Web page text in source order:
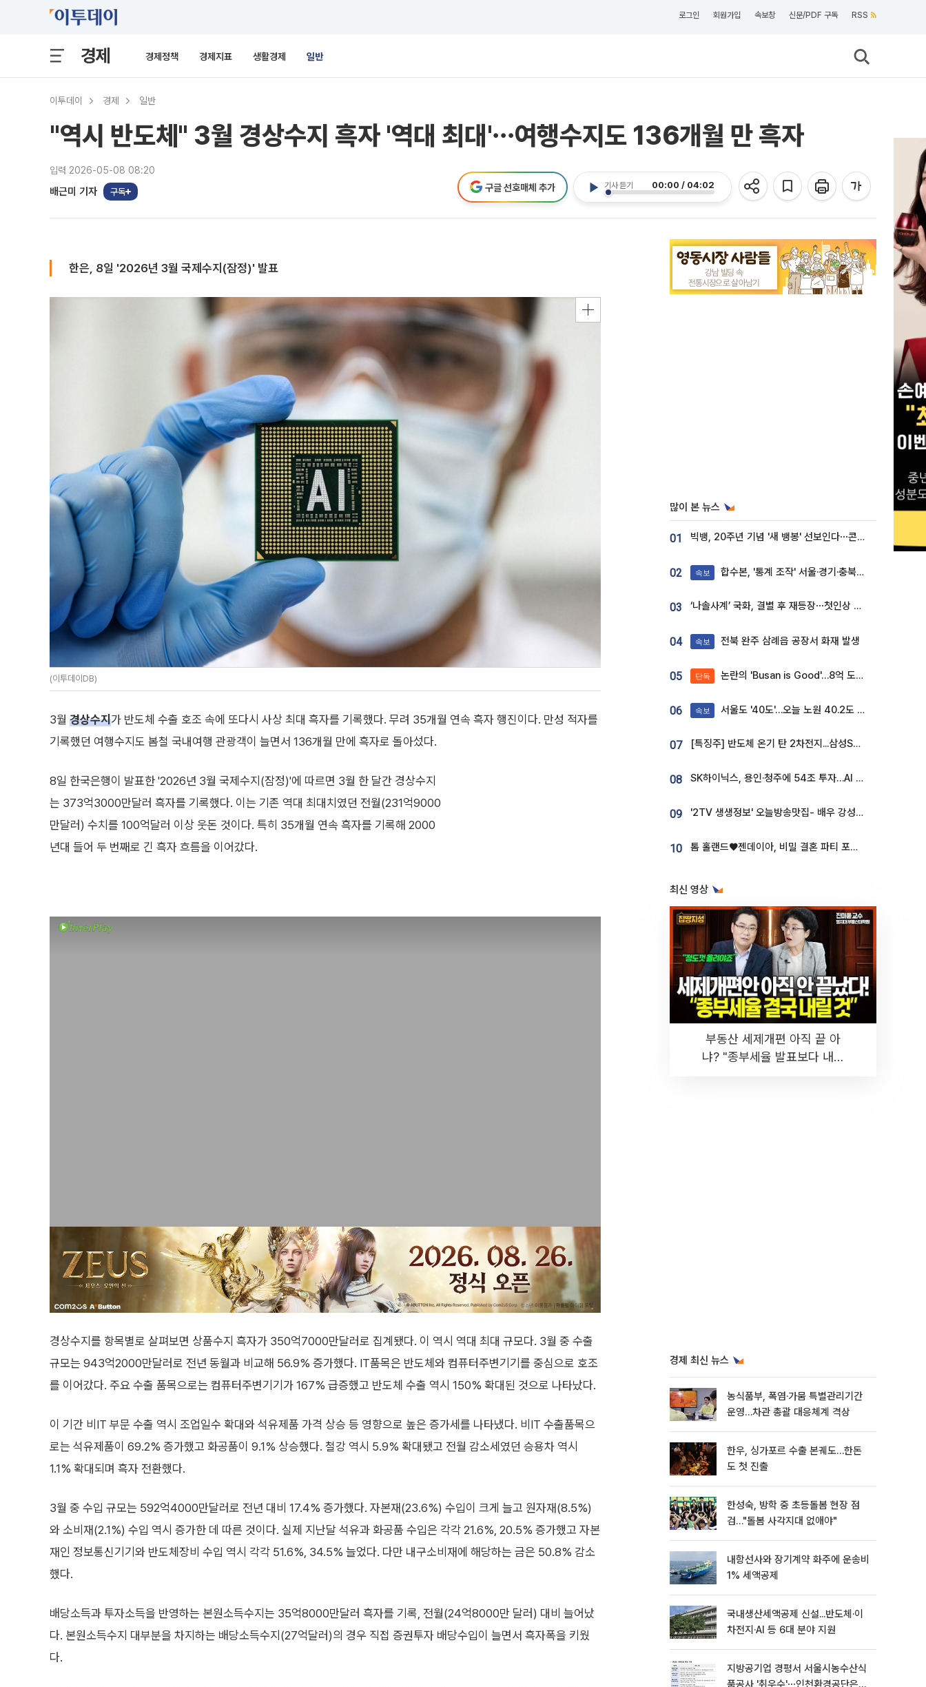
로그인 회원가입 속보창 신문/PDF 구독 RSS
경제 경제정책 경제지표 생활경제 일반
이투데이 경제 일반
"역시 반도체" 3월 경상수지 흑자 '역대 최대'⋯여행수지도 136개월 만 흑자
입력 2026-05-08 08:20
배근미 기자 구독
기사 듣기 00:00 / 04:02
구글 선호매체 추가
한은, 8일 '2026년 3월 국제수지(잠정)' 발표
(이투데이DB)
3월 경상수지가 반도체 수출 호조 속에 또다시 사상 최대 흑자를 기록했다. 무려 35개월 연속 흑자 행진이다. 만성 적자를
기록했던 여행수지도 봄철 국내여행 관광객이 늘면서 136개월 만에 흑자로 돌아섰다.
8일 한국은행이 발표한 '2026년 3월 국제수지(잠정)'에 따르면 3월 한 달간 경상수지
는 373억3000만달러 흑자를 기록했다. 이는 기존 역대 최대치였던 전월(231억9000
만달러) 수치를 100억달러 이상 웃돈 것이다. 특히 35개월 연속 흑자를 기록해 2000
년대 들어 두 번째로 긴 흑자 흐름을 이어갔다.
경상수지를 항목별로 살펴보면 상품수지 흑자가 350억7000만달러로 집계됐다. 이 역시 역대 최대 규모다. 3월 중 수출
규모는 943억2000만달러로 전년 동월과 비교해 56.9% 증가했다. IT품목은 반도체와 컴퓨터주변기기를 중심으로 호조
를 이어갔다. 주요 수출 품목으로는 컴퓨터주변기기가 167% 급증했고 반도체 수출 역시 150% 확대된 것으로 나타났다.
이 기간 비IT 부문 수출 역시 조업일수 확대와 석유제품 가격 상승 등 영향으로 높은 증가세를 나타냈다. 비IT 수출품목으
로는 석유제품이 69.2% 증가했고 화공품이 9.1% 상승했다. 철강 역시 5.9% 확대됐고 전월 감소세였던 승용차 역시
1.1% 확대되며 흑자 전환했다.
3월 중 수입 규모는 592억4000만달러로 전년 대비 17.4% 증가했다. 자본재(23.6%) 수입이 크게 늘고 원자재(8.5%)
와 소비재(2.1%) 수입 역시 증가한 데 따른 것이다. 실제 지난달 석유과 화공품 수입은 각각 21.6%, 20.5% 증가했고 자본
재인 정보통신기기와 반도체장비 수입 역시 각각 51.6%, 34.5% 늘었다. 다만 내구소비재에 해당하는 금은 50.8% 감소
했다.
배당소득과 투자소득을 반영하는 본원소득수지는 35억8000만달러 흑자를 기록, 전월(24억8000만 달러) 대비 늘어났
다. 본원소득수지 대부분을 차지하는 배당소득수지(27억달러)의 경우 직접 증권투자 배당수입이 늘면서 흑자폭을 키웠
다.
많이 본 뉴스
01 빅뱅, 20주년 기념 '새 뱅봉' 선보인다⋯콘서트 앞두고 팝업 개최
02 속보 합수본, '통계 조작' 서울·경기·충북 선관위 등 추가 압수수색
03 ‘나솔사계’ 국화, 결별 후 재등장⋯첫인상 투표 휩쓸고 ‘인기녀’ 등극
04 속보 전북 완주 삼례읍 공장서 화재 발생
05 단독 논란의 'Busan is Good'…8억 도시브랜드, 용산 대통령실 CI 업체가 수행
06 속보 서울도 '40도'…오늘 노원 40.2도 기록
07 [특징주] 반도체 온기 탄 2차전지...삼성SDI, 장 초반 7% 넘게 껑충
08 SK하이닉스, 용인·청주에 54조 투자…AI 메모리 생산기지 키운다
09 '2TV 생생정보' 오늘방송맛집- 배우 강성진 단골! 쌀국수ㆍ푸팟퐁 커리 맛집 '블○○○'
10 톰 홀랜드♥젠데이아, 비밀 결혼 파티 포착⋯호텔 대관비만 9억
최신 영상
부동산 세제개편 아직 끝 아
냐? "종부세율 발표보다 내릴
경제 최신 뉴스
농식품부, 폭염·가뭄 특별관리기간
운영…차관 총괄 대응체계 격상
한우, 싱가포르 수출 본궤도…한돈
도 첫 진출
한성숙, 방학 중 초등돌봄 현장 점
검…"돌봄 사각지대 없애야"
내항선사와 장기계약 화주에 운송비
1% 세액공제
국내생산세액공제 신설...반도체·이
차전지·AI 등 6대 분야 지원
지방공기업 경평서 서울시농수산식
품공사 '취우수'⋯인천환경공단은